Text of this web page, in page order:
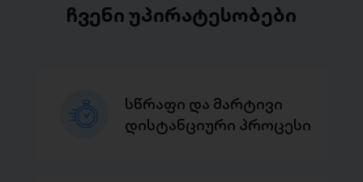
ჩვენი უპირატესობები
სწრაფი და მარტივი
დისტანციური პროცესი